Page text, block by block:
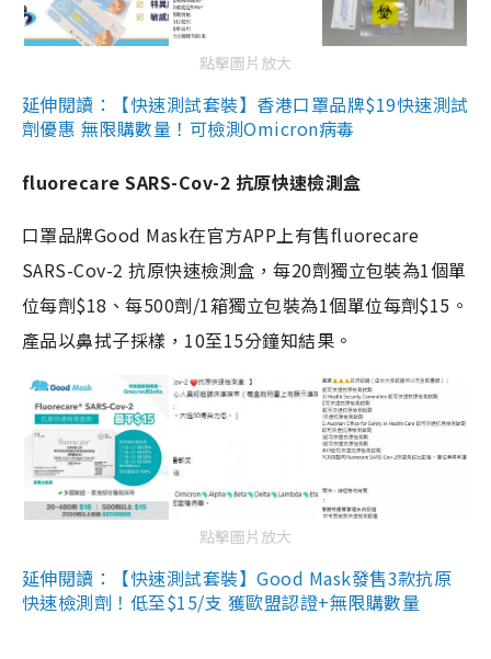
點擊圖片放大
延伸閱讀：【快速測試套裝】香港口罩品牌$19快速測試
劑優惠 無限購數量！可檢測Omicron病毒
fluorecare SARS-Cov-2 抗原快速檢測盒
口罩品牌Good Mask在官方APP上有售fluorecare
SARS-Cov-2 抗原快速檢測盒，每20劑獨立包裝為1個單
位每劑$18、每500劑/1箱獨立包裝為1個單位每劑$15。
產品以鼻拭子採樣，10至15分鐘知結果。
點擊圖片放大
延伸閱讀：【快速測試套裝】Good Mask發售3款抗原
快速檢測劑！低至$15/支 獲歐盟認證+無限購數量